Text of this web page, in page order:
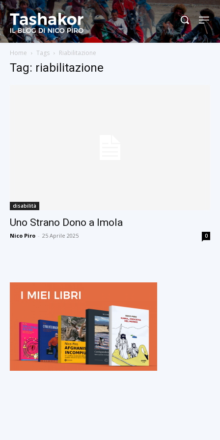
Home Tags Riabilitazione
Tag: riabilitazione
disabilità
Uno Strano Dono a Imola
Nico Piro - 25 Aprile 2025 0